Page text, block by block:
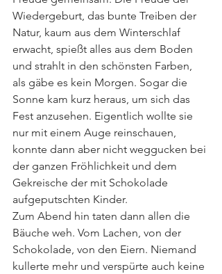
Wiedergeburt, das bunte Treiben der
Natur, kaum aus dem Winterschlaf
erwacht, spießt alles aus dem Boden
und strahlt in den schönsten Farben,
als gäbe es kein Morgen. Sogar die
Sonne kam kurz heraus, um sich das
Fest anzusehen. Eigentlich wollte sie
nur mit einem Auge reinschauen,
konnte dann aber nicht weggucken bei
der ganzen Fröhlichkeit und dem
Gekreische der mit Schokolade
aufgeputschten Kinder.
Zum Abend hin taten dann allen die
Bäuche weh. Vom Lachen, von der
Schokolade, von den Eiern. Niemand
kullerte mehr und verspürte auch keine